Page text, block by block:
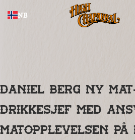
NB
Daniel Berg ny
drikkesjef med
matopplevelsen på